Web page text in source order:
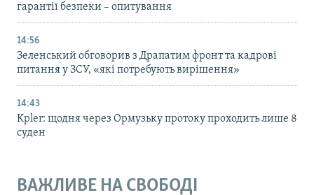
гарантії безпеки – опитування
14:56
Зеленський обговорив з Драпатим фронт та кадрові
питання у ЗСУ, «які потребують вирішення»
14:43
Kpler: щодня через Ормузьку протоку проходить лише 8
суден
ВАЖЛИВЕ НА СВОБОДІ